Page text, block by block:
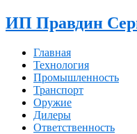
ИП Правдин
Главная
Технология
Промышленность
Транспорт
Оружие
Дилеры
Ответственность